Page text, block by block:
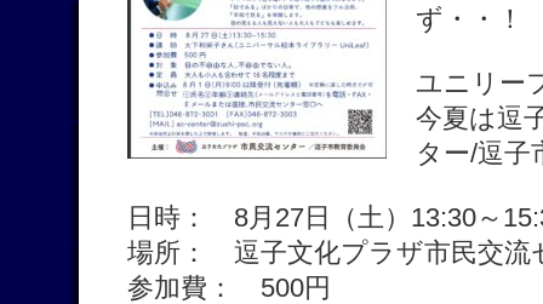
ず・・！
ユニリー
今夏は逗
ター/逗子
日時： 8月27日（土）13:30～
場所： 逗子文化プラザ市民交流
参加費： 500円